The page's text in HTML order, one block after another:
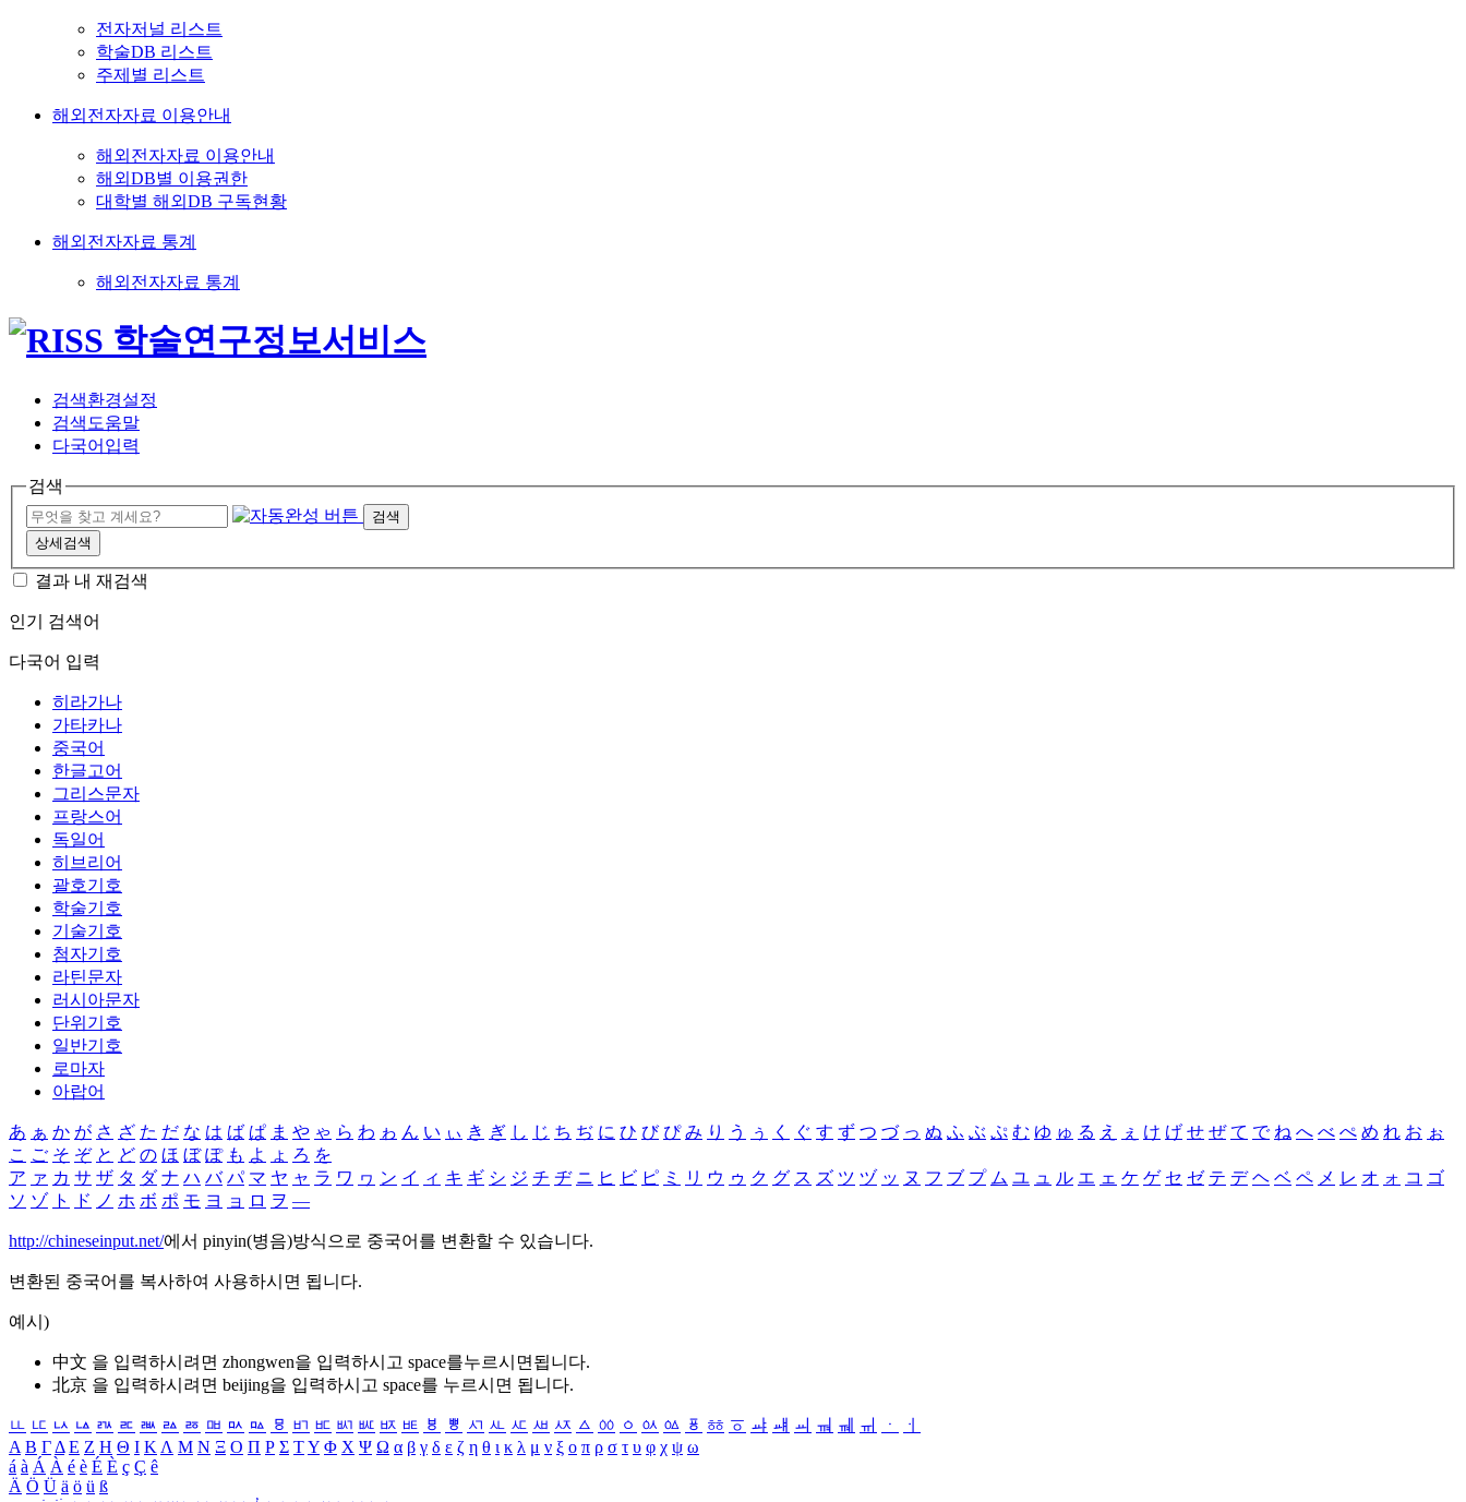
전자저널 리스트
학술DB 리스트
주제별 리스트
해외전자자료 이용안내
해외전자자료 이용안내
해외DB별 이용권한
대학별 해외DB 구독현황
해외전자자료 통계
해외전자자료 통계
검색환경설정
검색도움말
다국어입력
검색
검색
상세검색
결과 내 재검색
인기 검색어
다국어 입력
히라가나
가타카나
중국어
한글고어
그리스문자
프랑스어
독일어
히브리어
괄호기호
학술기호
기술기호
첨자기호
라틴문자
러시아문자
단위기호
일반기호
로마자
아랍어
あ ぁ か が さ ざ た だ な は ば ぱ ま や ゃ ら わ ゎ ん い ぃ き ぎ し じ ち ぢ に ひ び ぴ み り う ぅ く ぐ す ず つ づ っ ぬ ふ ぶ ぷ む ゆ ゅ る え ぇ け げ せ ぜ て で ね へ べ ぺ め れ お ぉ
こ ご そ ぞ と ど の ほ ぼ ぽ も よ ょ ろ を
ア ァ カ サ ザ タ ダ ナ ハ バ パ マ ヤ ャ ラ ワ ヮ ン イ ィ キ ギ シ ジ チ ヂ ニ ヒ ビ ピ ミ リ ウ ゥ ク グ ス ズ ツ ヅ ッ ヌ フ ブ プ ム ユ ュ ル エ ェ ケ ゲ セ ゼ テ デ ヘ ベ ペ メ レ オ ォ コ ゴ
ソ ゾ ト ド ノ ホ ボ ポ モ ヨ ョ ロ ヲ ―
http://chineseinput.net/에서 pinyin(병음)방식으로 중국어를 변환할 수 있습니다.
변환된 중국어를 복사하여 사용하시면 됩니다.
예시)
中文 을 입력하시려면 zhongwen을 입력하시고 space를누르시면됩니다.
北京 을 입력하시려면 beijing을 입력하시고 space를 누르시면 됩니다.
ㅥ ㅦ ㅧ ㅨ ㅩ ㅪ ㅫ ㅬ ㅭ ㅮ ㅯ ㅰ ㅱ ㅲ ㅳ ㅴ ㅵ ㅶ ㅷ ㅸ ㅹ ㅺ ㅻ ㅼ ㅽ ㅾ ㅿ ㆀ ㆁ ㆂ ㆃ ㆄ ㆅ ㆆ ㆇ ㆈ ㆉ ㆊ ㆋ ㆌ ㆍ
ㆎ
Α Β ΓΔ Ε Ζ Η Θ Ι ΚΛ Μ Ν Ξ Ο Π Ρ Σ ΤΥ Φ Χ Ψ Ω α β γ δ ε ζ η θ ι κ λ μ ν ξ ο π ρ σ τ υ φ χ ψ ω
á à Á À é è É È ç Ç ê
Ä Ö Ü ä ö ü ß